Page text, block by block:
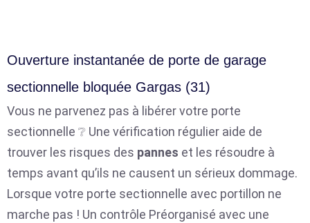
Ouverture instantanée de porte de garage
sectionnelle bloquée Gargas (31)
Vous ne parvenez pas à libérer votre porte
sectionnelle ❔ Une vérification régulier aide de
trouver les risques des pannes et les résoudre à
temps avant qu’ils ne causent un sérieux dommage.
Lorsque votre porte sectionnelle avec portillon ne
marche pas ! Un contrôle Préorganisé avec une